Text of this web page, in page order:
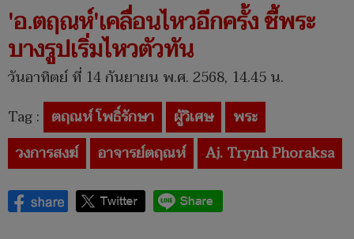
'อ.ตฤณห์'เคลื่อนไหวอีกครั้ง ชี้พระ
บางรูปเริ่มไหวตัวทัน
วันอาทิตย์ ที่ 14 กันยายน พ.ศ. 2568, 14.45 น.
Tag : ตฤณห์ โพธิ์รักษา ผู้วิเศษ
พระ
วงการสงฆ์
อาจารย์ตฤณห์ Aj. Trynh Phoraksa